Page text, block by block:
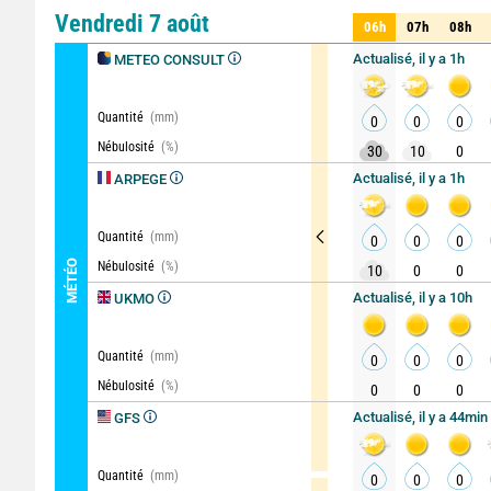
Comparateur détaillé
Vendredi 7 août
MÉTÉO
METEO CONSULT
Quantité (mm)
Nébulosité (%)
ARPEGE
Quantité (mm)
Nébulosité (%)
UKMO
Quantité (mm)
Nébulosité (%)
GFS
Quantité (mm)
06h 07h 08h
06h 07h 08h
Actualisé, il y a 1h
0 0 0
30
10 0
Actualisé, il y a 1h
0 0 0
10
0 0
Actualisé, il y a 10h
0 0 0
0
0 0
Actualisé, il y a 44min
0 0 0